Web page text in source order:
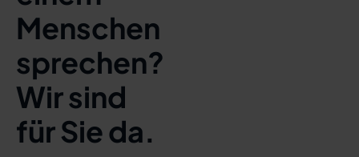
Menschen
sprechen?
Wir sind
für Sie da.